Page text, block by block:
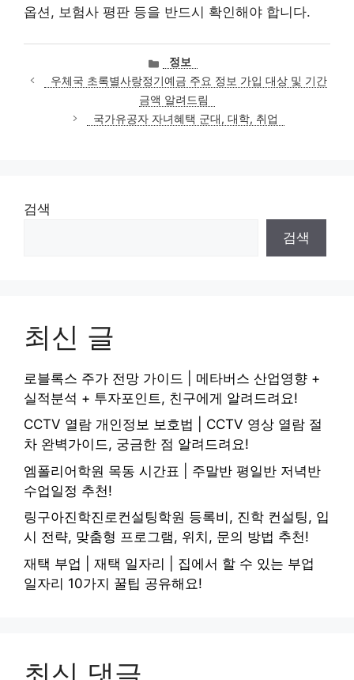
옵션, 보험사 평판 등을 반드시 확인해야 합니다.
카
테
고
리
정보
우체국 초록별사랑정기예금 주요 정보 가입 대상 및 기간
금액 알려드림
국가유공자 자녀혜택 군대, 대학, 취업
검색
검색
최신 글
로블록스 주가 전망 가이드 | 메타버스 산업영향 +
실적분석 + 투자포인트, 친구에게 알려드려요!
CCTV 열람 개인정보 보호법 | CCTV 영상 열람 절
차 완벽가이드, 궁금한 점 알려드려요!
엠폴리어학원 목동 시간표 | 주말반 평일반 저녁반
수업일정 추천!
링구아진학진로컨설팅학원 등록비, 진학 컨설팅, 입
시 전략, 맞춤형 프로그램, 위치, 문의 방법 추천!
재택 부업 | 재택 일자리 | 집에서 할 수 있는 부업
일자리 10가지 꿀팁 공유해요!